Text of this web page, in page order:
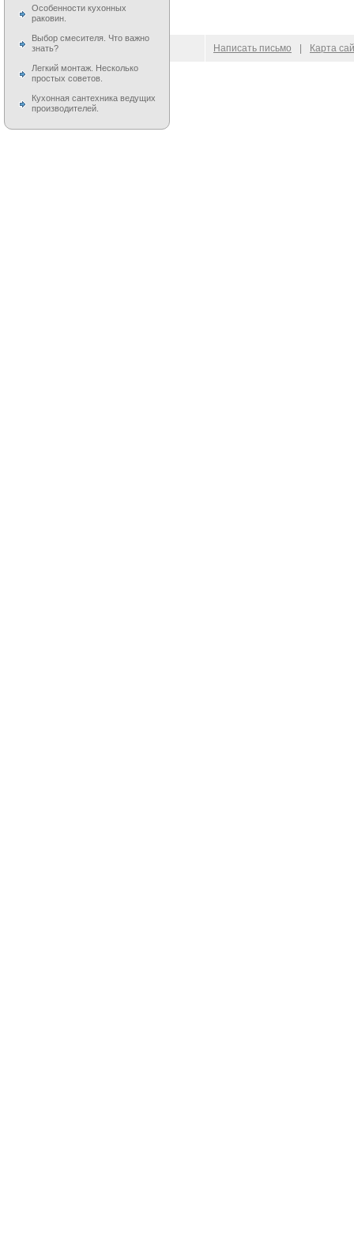
Особенности кухонных
раковин.
Выбор смесителя. Что важно
знать?
Легкий монтаж. Несколько
простых советов.
Кухонная сантехника ведущих
производителей.
© 2009–2026 Написать письмо Карта